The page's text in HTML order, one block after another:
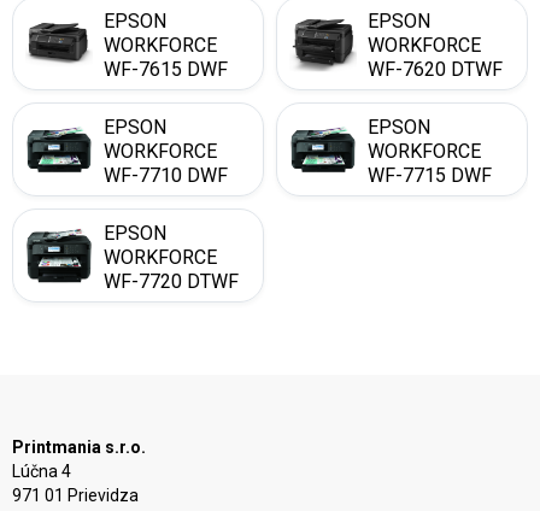
EPSON
WORKFORCE
WF-7615 DWF
EPSON
WORKFORCE
WF-7620 DTWF
EPSON
WORKFORCE
WF-7710 DWF
EPSON
WORKFORCE
WF-7715 DWF
EPSON
WORKFORCE
WF-7720 DTWF
Printmania s.r.o.
Lúčna 4
971 01 Prievidza